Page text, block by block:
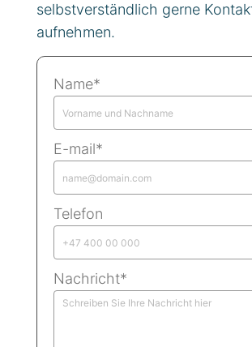
selbstverständlich gerne
aufnehmen.
Name*
E-mail*
Telefon
Nachricht*